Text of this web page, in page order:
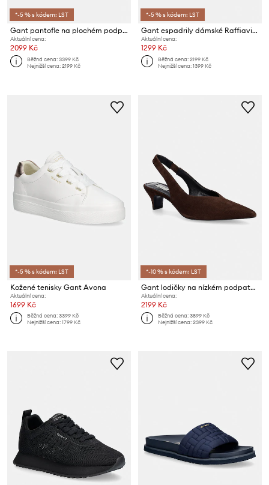
*-5 % s kódem: LST
Gant pantofle na plochém podpatku dámské kožené Sunlaz
Aktuální cena:
2099 Kč
Běžná cena:3399 Kč
Nejnižší cena:2199 Kč
*-5 % s kódem: LST
Gant espadrily dámské Raffiaville
Aktuální cena:
1299 Kč
Běžná cena:2199 Kč
Nejnižší cena:1399 Kč
*-5 % s kódem: LST
Kožené tenisky Gant Avona
Aktuální cena:
1699 Kč
Běžná cena:3399 Kč
Nejnižší cena:1799 Kč
*-10 % s kódem: LST
Gant lodičky na nízkém podpatku semišové Tillbye
Aktuální cena:
2199 Kč
Běžná cena:3899 Kč
Nejnižší cena:2399 Kč